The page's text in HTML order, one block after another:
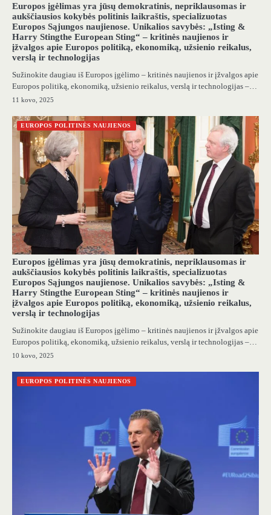
Europos įgėlimas yra jūsų demokratinis, nepriklausomas ir
aukščiausios kokybės politinis laikraštis, specializuotas
Europos Sąjungos naujienose. Unikalios savybės: „Isting &
Harry Stingthe European Sting“ – kritinės naujienos ir
įžvalgos apie Europos politiką, ekonomiką, užsienio reikalus,
verslą ir technologijas
Sužinokite daugiau iš Europos įgėlimo – kritinės naujienos ir įžvalgos apie
Europos politiką, ekonomiką, užsienio reikalus, verslą ir technologijas –…
11 kovo, 2025
EUROPOS POLITINĖS NAUJIENOS
Europos įgėlimas yra jūsų demokratinis, nepriklausomas ir
aukščiausios kokybės politinis laikraštis, specializuotas
Europos Sąjungos naujienose. Unikalios savybės: „Isting &
Harry Stingthe European Sting“ – kritinės naujienos ir
įžvalgos apie Europos politiką, ekonomiką, užsienio reikalus,
verslą ir technologijas
Sužinokite daugiau iš Europos įgėlimo – kritinės naujienos ir įžvalgos apie
Europos politiką, ekonomiką, užsienio reikalus, verslą ir technologijas –…
10 kovo, 2025
EUROPOS POLITINĖS NAUJIENOS